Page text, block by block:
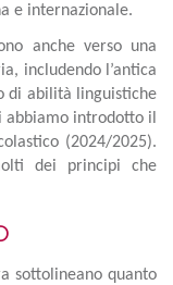
e internazionale.
anche verso una
includendo l’antica
di abilità linguistiche
abbiamo introdotto il
(2024/2025).
dei principi che
sottolineano quanto